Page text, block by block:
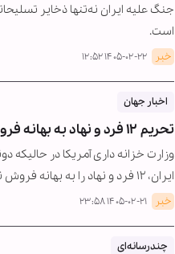
جنگ علیه ایران نه‌تنها ذخایر
است.
خبر ۱۴۰۵-۰۲-۲۲ ۱۲:۵۲
اخبار جهان
تحریم ۱۲ فرد و نهاد به بهانه فروش نفت ایران از سوی آمریکا
وزارت خزانه داری آمریکا در
ایران، ۱۲ فرد و نهاد را به بهانه فروش نفت تهران تحریم کرده است.
خبر ۱۴۰۵-۰۲-۲۱ ۲۳:۵۸
چندرسانه‌ای